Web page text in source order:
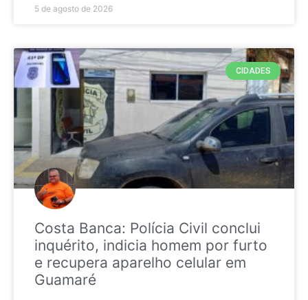
5 de agosto de 2026
CIDADES
Costa Banca: Polícia Civil conclui
inquérito, indicia homem por furto
e recupera aparelho celular em
Guamaré